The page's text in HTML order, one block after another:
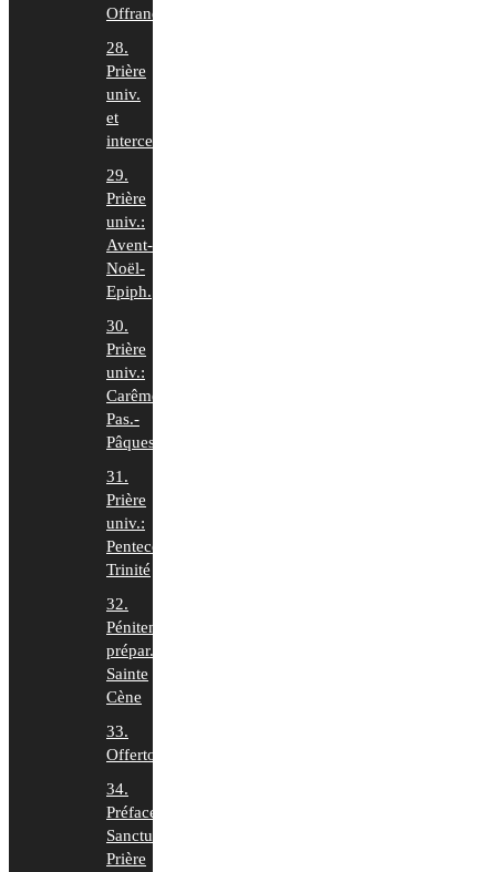
Offrande
28.
Prière
univ.
et
intercession
29.
Prière
univ.:
Avent-
Noël-
Epiph.
30.
Prière
univ.:
Carême-
Pas.-
Pâques
31.
Prière
univ.:
Pentecôte-
Trinité
32.
Pénitence
prépar.
Sainte
Cène
33.
Offertoire
34.
Préface,
Sanctus,
Prière